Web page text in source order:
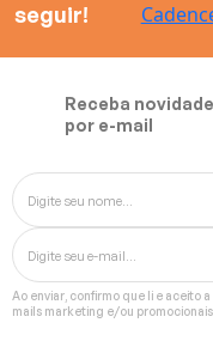
seguir!
Receba
por e-mail
Ao enviar, confirmo que li e aceito a